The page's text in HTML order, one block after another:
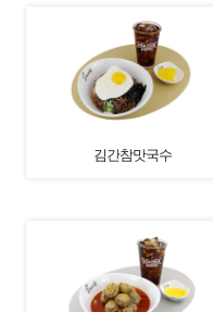
김간참맛국수